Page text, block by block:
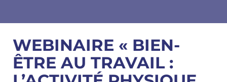
WEBINAIRE « BIEN-
ÊTRE AU TRAVAIL :